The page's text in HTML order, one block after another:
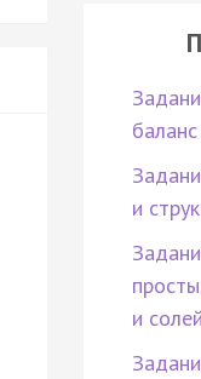
баланс
и
и солей